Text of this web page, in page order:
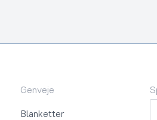
Genveje
Blanketter